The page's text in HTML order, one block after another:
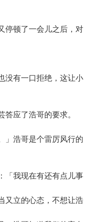
顿了一会儿之后，对
有一口拒绝，这让小
应了浩哥的要求。
浩哥是个雷厉风行的
我现在有还有点儿事
又立的心态，不想让浩